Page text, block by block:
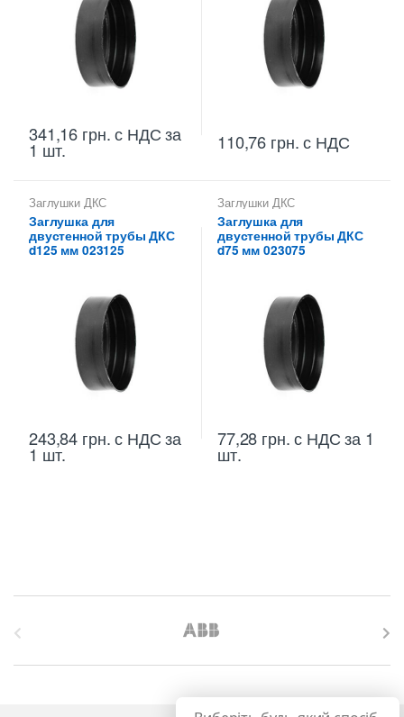
341,16 грн.с НДС за
1 шт. 110,76 грн.с НДС
Заглушки ДКС
Заглушка для
двустенной трубы ДКС
d125 мм 023125
243,84 грн.с НДС за
1 шт.
Заглушки ДКС
Заглушка для
двустенной трубы ДКС
d75 мм 023075
77,28 грн.с НДС за 1
шт.